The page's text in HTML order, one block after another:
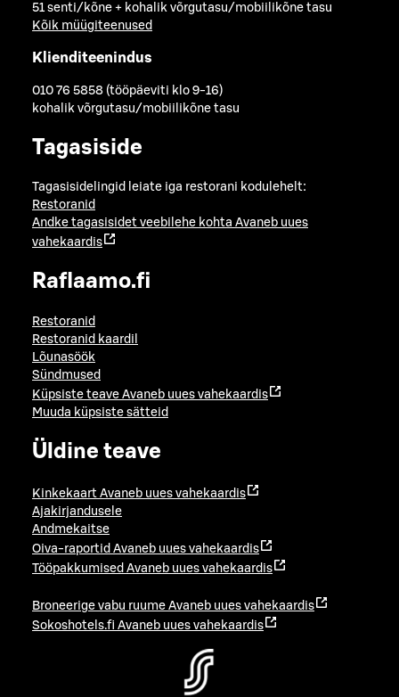
51 senti/kõne + kohalik võrgutasu/mobiilikõne tasu
Kõik müügiteenused
Klienditeenindus
010 76 5858 (tööpäeviti klo 9-16)
kohalik võrgutasu/mobiilikõne tasu
Tagasiside
Tagasisidelingid leiate iga restorani kodulehelt:
Restoranid
Andke tagasisidet veebilehe kohta Avaneb uues
vahekaardis
Raflaamo.fi
Restoranid
Restoranid kaardil
Lõunasöök
Sündmused
Küpsiste teave Avaneb uues vahekaardis
Muuda küpsiste sätteid
Üldine teave
Kinkekaart Avaneb uues vahekaardis
Ajakirjandusele
Andmekaitse
Oiva-raportid Avaneb uues vahekaardis
Tööpakkumised Avaneb uues vahekaardis
Broneerige vabu ruume Avaneb uues vahekaardis
Sokoshotels.fi Avaneb uues vahekaardis